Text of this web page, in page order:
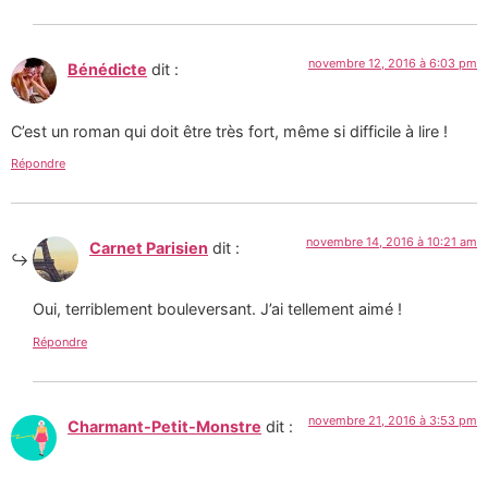
Bénédicte dit : novembre 12, 2016 à 6:03 pm
C’est un roman qui doit être très fort, même si difficile à lire !
Répondre
Carnet Parisien dit : novembre 14, 2016 à 10:21 am
Oui, terriblement bouleversant. J’ai tellement aimé !
Répondre
Charmant-Petit-Monstre dit : novembre 21, 2016 à 3:53 pm